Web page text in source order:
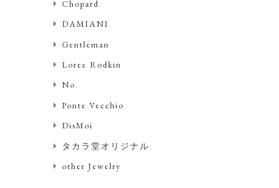
Chopard
DAMIANI
Gentleman
Loree Rodkin
No.
Ponte Vecchio
DisMoi
タカラ堂オリジナル
other Jewelry